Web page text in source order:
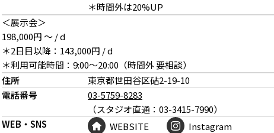
＊時間外は20%UP
＜展示会＞
198,000円 〜 / d
＊2日目以降：143,000円 / d
＊利用可能時間：9:00～20:00（時間外 要相談）
住所 東京都世田谷区砧2-19-10
電話番号
03-5759-8283
（スタジオ直通：03-3415-7990）
WEB・SNS
WEBSITE Instagram